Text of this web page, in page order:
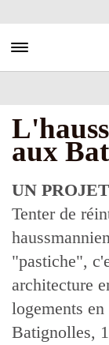
au
principal
Toggle navigation
aux
UN
Tenter de
"pastiche",
architecture
logements
Batignolles,